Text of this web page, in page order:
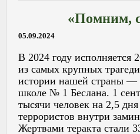
«Помним,
05.09.2024
В 2024 году исполняется
из самых крупных
истории нашей страны —
школе № 1 Беслана. 1
тысячи человек на 2,5
террористов внутри
Жертвами теракта стали